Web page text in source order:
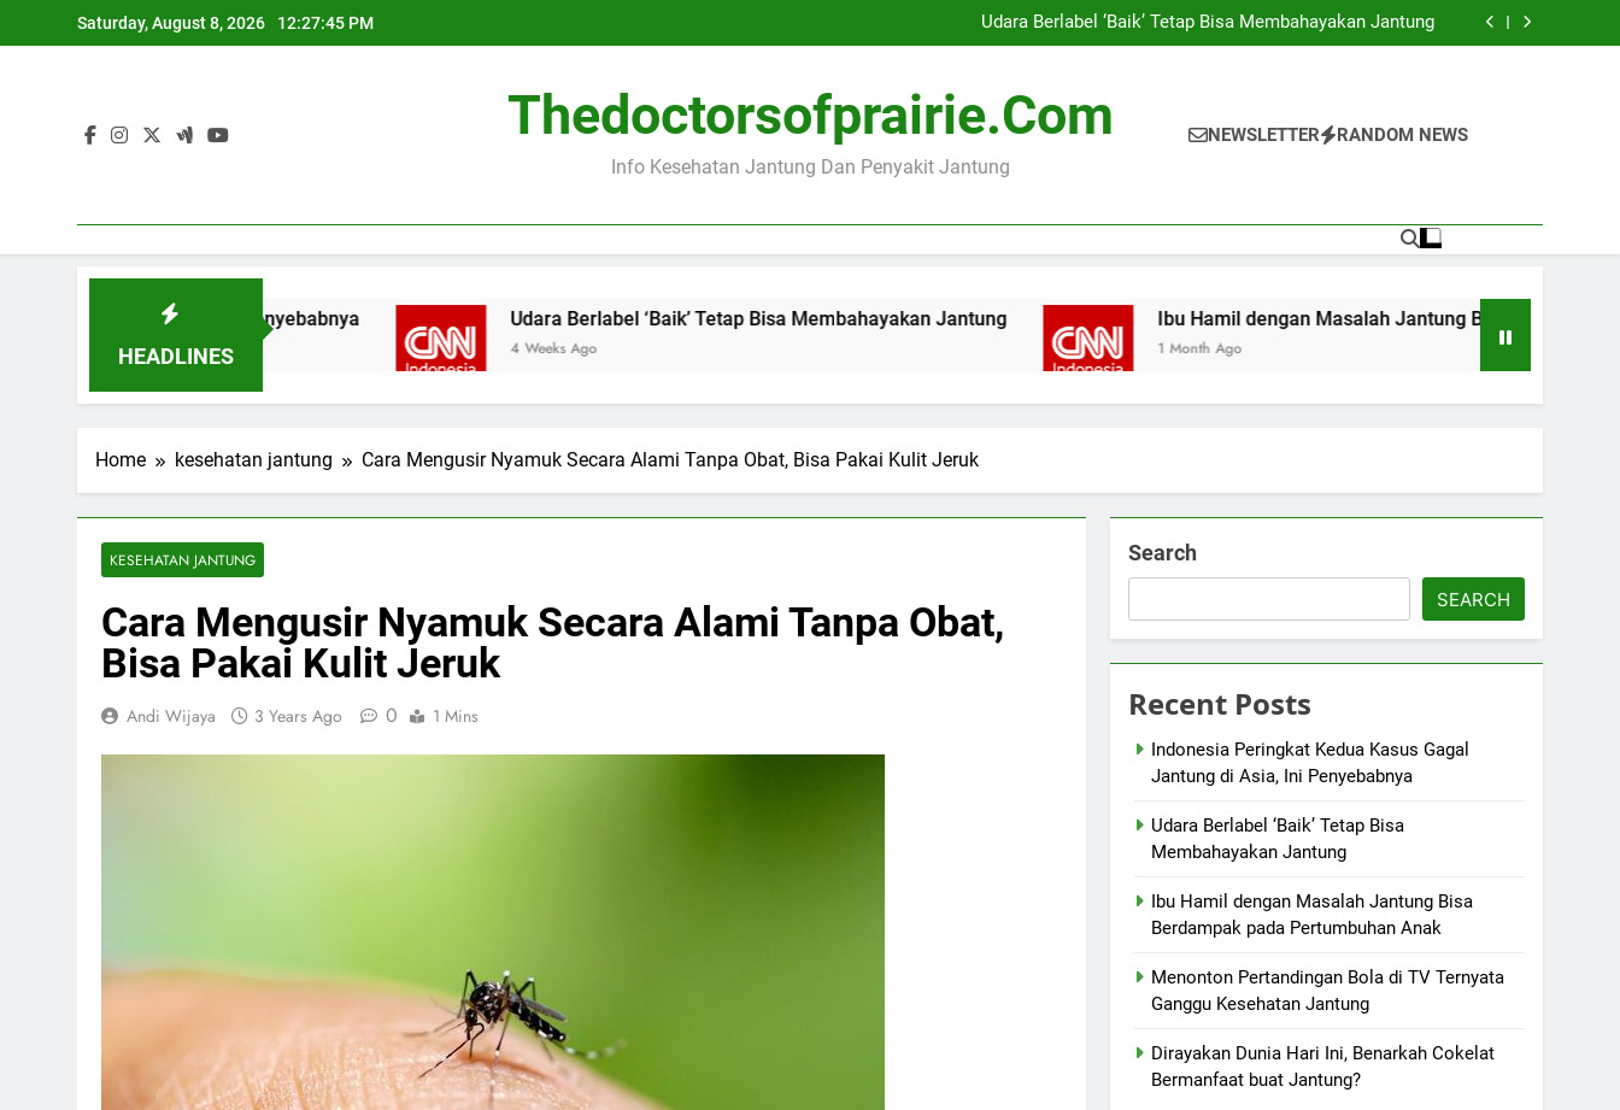
to
Saturday, August 8, 2026 12:27:46 PM
Udara Berlabel ‘Baik’ Tetap Bisa Membahayakan Jantung
Ibu Hamil dengan Masalah Jantung Bisa Berdampak pada Pertumbuhan
Udara Berlabel ‘Baik’ Tetap Bisa Membahayakan Jantung
Ibu Hamil dengan Masalah Jantung Bisa Berdampak pada Pertumbuhan
Thedoctorsofprairie.com
Info Kesehatan Jantung Dan Penyakit Jantung
NEWSLETTER RANDOM NEWS
HEADLINES
di Asia, Ini Penyebabnya Udara Berlabel ‘Baik’ Tetap Bisa Membahayakan Jantung
4 Weeks Ago
Ibu Hamil dengan Masalah Jantung Bisa Berdampak pada
1 Month Ago
Home kesehatan jantung Cara Mengusir Nyamuk Secara Alami Tanpa Obat, Bisa Pakai Kulit Jeruk
KESEHATAN JANTUNG
Cara Mengusir Nyamuk Secara Alami Tanpa Obat,
Bisa Pakai Kulit Jeruk
Andi Wijaya 3 Years Ago 0 1 Mins
Search
SEARCH
Recent Posts
Indonesia Peringkat Kedua Kasus Gagal
Jantung di Asia, Ini Penyebabnya
Udara Berlabel ‘Baik’ Tetap Bisa
Membahayakan Jantung
Ibu Hamil dengan Masalah Jantung Bisa
Berdampak pada Pertumbuhan Anak
Menonton Pertandingan Bola di TV Ternyata
Ganggu Kesehatan Jantung
Dirayakan Dunia Hari Ini, Benarkah Cokelat
Bermanfaat buat Jantung?